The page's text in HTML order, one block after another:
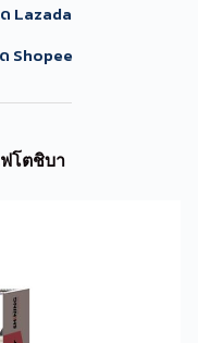
Lazada
Shopee
โตชิบา